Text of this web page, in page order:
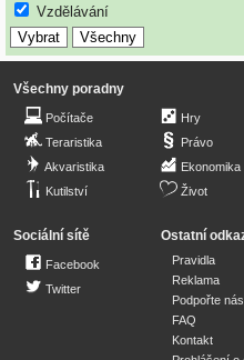
Vzdělávání
Všechny poradny
Počítače
Teraristika
Akvaristika
Kutilství
Hry
Právo
Ekonomika
Život
Sociální sítě
Facebook
Twitter
Ostatní
Pravidla
Reklama
Podpořte nás
FAQ
Kontakt